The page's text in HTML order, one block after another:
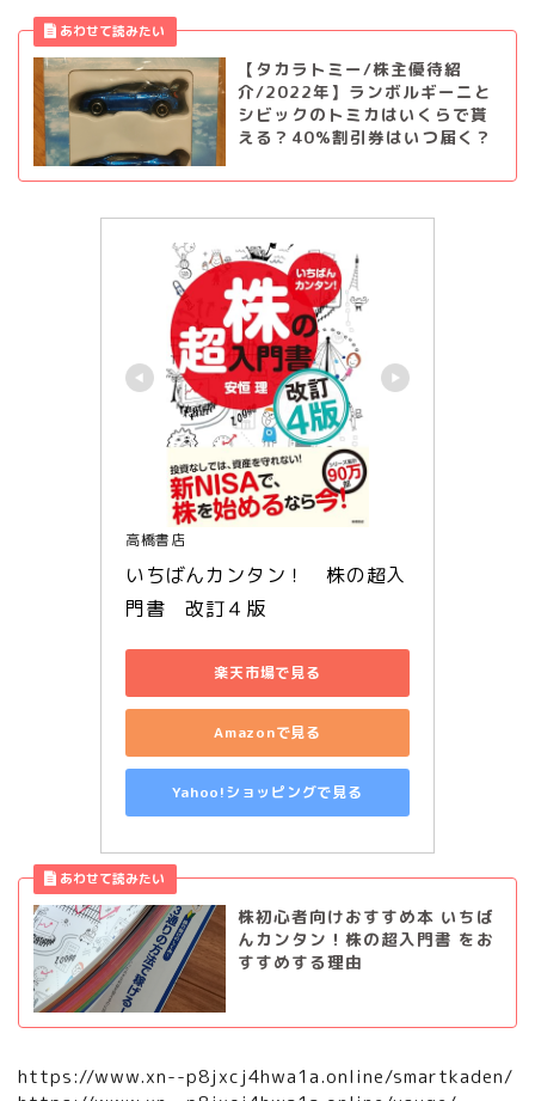
【タカラトミー/株主優待紹
介/2022年】ランボルギーニと
シビックのトミカはいくらで貰
える？40%割引券はいつ届く？
高橋書店
いちばんカンタン！　株の超入
門書　改訂４版
楽天市場で見る
Amazonで見る
Yahoo!ショッピングで見る
株初心者向けおすすめ本 いちば
んカンタン！株の超入門書 をお
すすめする理由
https://www.xn--p8jxcj4hwa1a.online/smartkaden/